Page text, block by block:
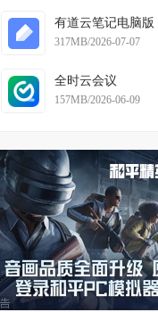
有道云笔记电脑版
317MB/2026-07-07
全时云会议
157MB/2026-06-09